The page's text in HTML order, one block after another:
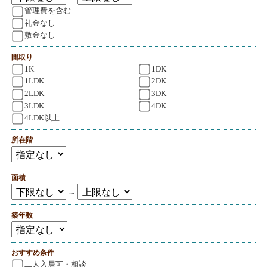
管理費を含む
礼金なし
敷金なし
間取り
1K
1DK
1LDK
2DK
2LDK
3DK
3LDK
4DK
4LDK以上
所在階
面積
～
築年数
おすすめ条件
二人入居可・相談